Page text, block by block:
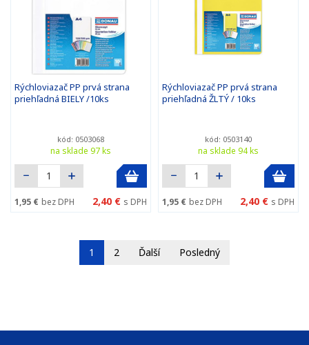
Rýchloviazač PP prvá strana
priehľadná BIELY /10ks
kód: 0503068
na sklade 97 ks
1,95 € bez DPH 2,40 € s DPH
Rýchloviazač PP prvá strana
priehľadná ŽLTÝ / 10ks
kód: 0503140
na sklade 94 ks
1,95 € bez DPH 2,40 € s DPH
1 2 Ďalší Posledný